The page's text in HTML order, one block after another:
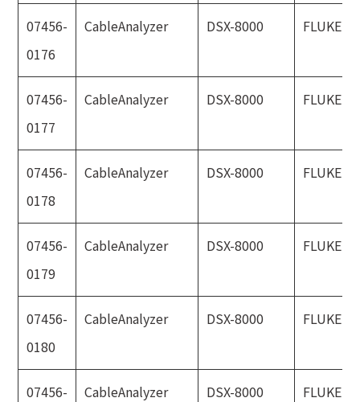
07456-
0176
CableAnalyzer DSX-8000 FLUKE
07456-
0177
CableAnalyzer DSX-8000 FLUKE
07456-
0178
CableAnalyzer DSX-8000 FLUKE
07456-
0179
CableAnalyzer DSX-8000 FLUKE
07456-
0180
CableAnalyzer DSX-8000 FLUKE
07456-
CableAnalyzer DSX-8000 FLUKE